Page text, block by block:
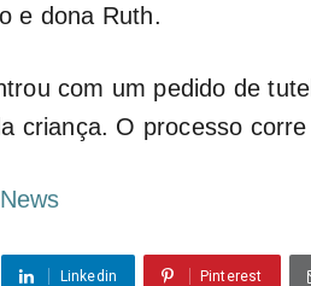
e dona Ruth.
com um pedido de
criança. O processo
Linkedin Pinterest